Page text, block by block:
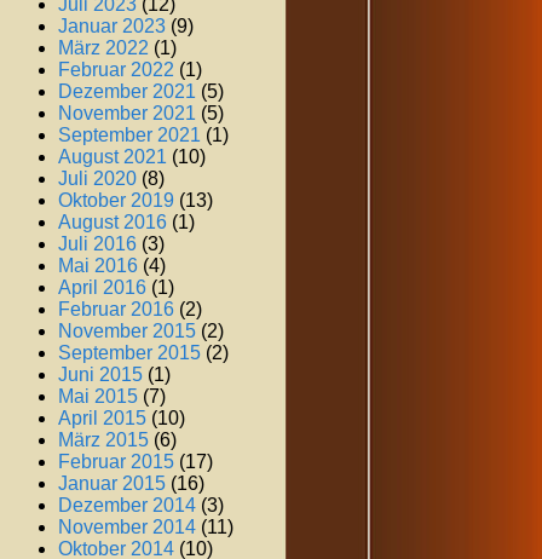
Juli 2023 (12)
Januar 2023 (9)
März 2022 (1)
Februar 2022 (1)
Dezember 2021 (5)
November 2021 (5)
September 2021 (1)
August 2021 (10)
Juli 2020 (8)
Oktober 2019 (13)
August 2016 (1)
Juli 2016 (3)
Mai 2016 (4)
April 2016 (1)
Februar 2016 (2)
November 2015 (2)
September 2015 (2)
Juni 2015 (1)
Mai 2015 (7)
April 2015 (10)
März 2015 (6)
Februar 2015 (17)
Januar 2015 (16)
Dezember 2014 (3)
November 2014 (11)
Oktober 2014 (10)